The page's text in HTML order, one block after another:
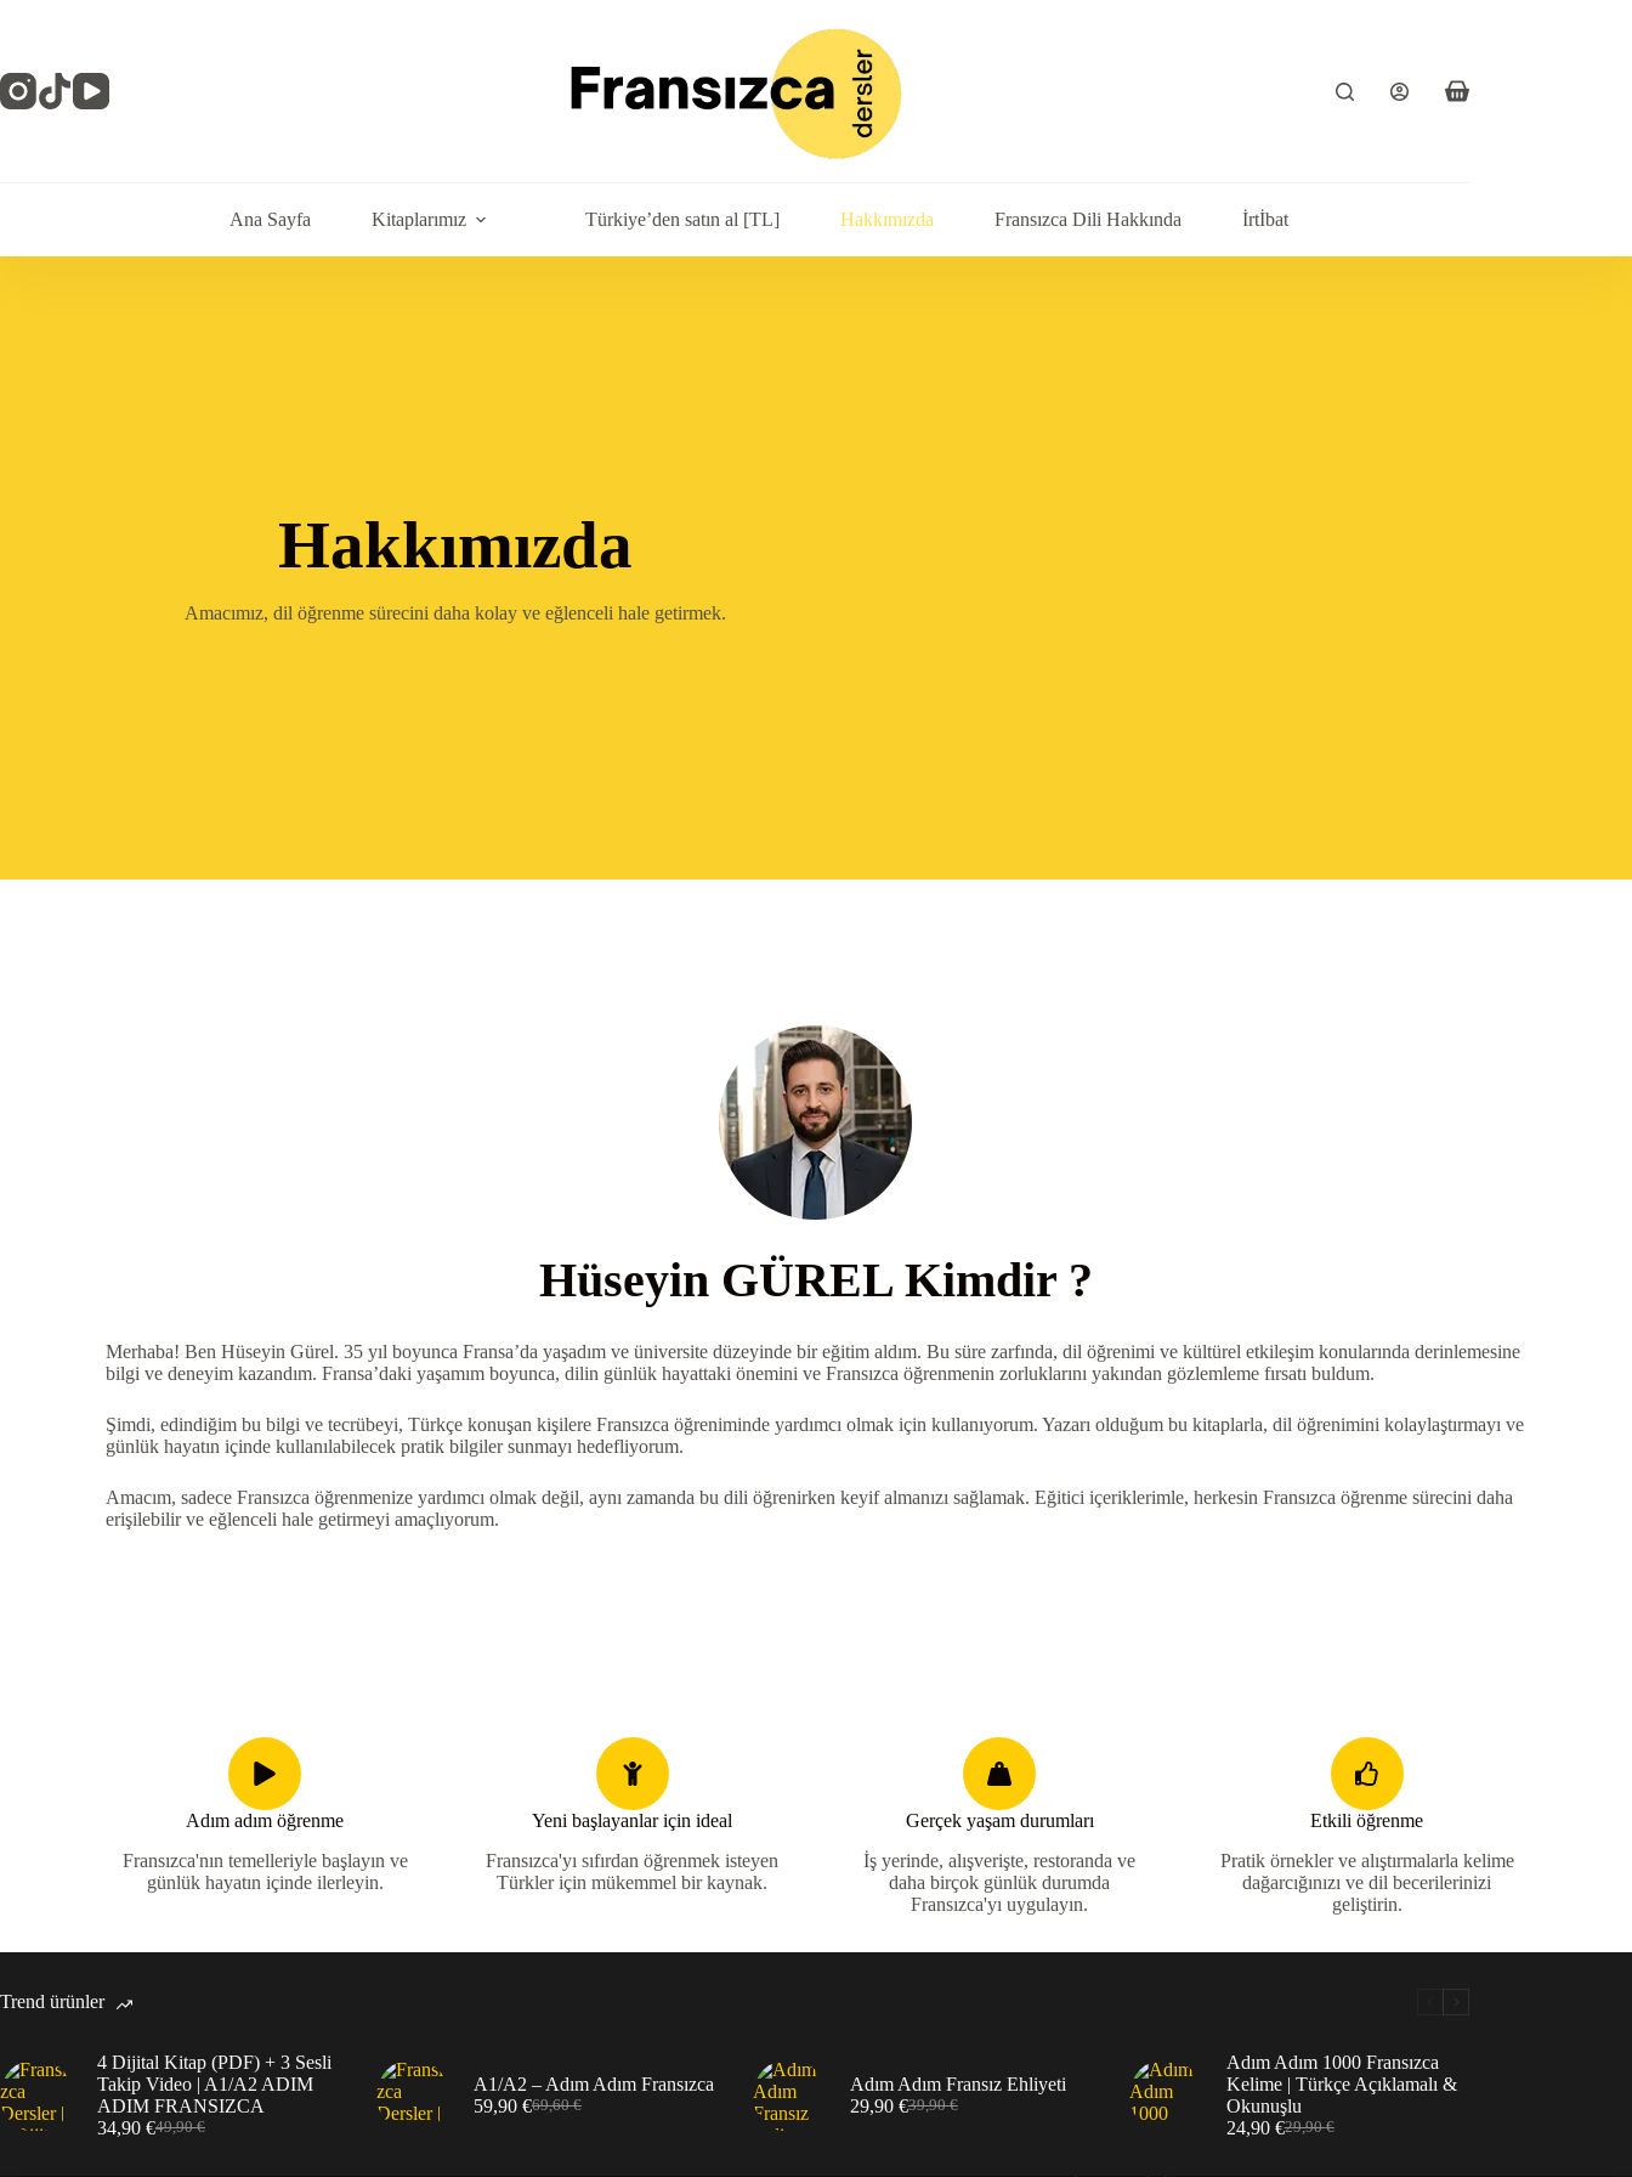
Ana Sayfa Kitaplarımız Türkiye’den satın al [TL] Hakkımızda Fransızca Dili Hakkında İrtİbat
Hakkımızda
Amacımız, dil öğrenme sürecini daha kolay ve eğlenceli hale getirmek.
Hüseyin GÜREL Kimdir ?
Merhaba! Ben Hüseyin Gürel. 35 yıl boyunca Fransa’da yaşadım ve üniversite düzeyinde bir eğitim aldım. Bu süre zarfında, dil öğrenimi ve kültürel etkileşim konularında derinlemesine
bilgi ve deneyim kazandım. Fransa’daki yaşamım boyunca, dilin günlük hayattaki önemini ve Fransızca öğrenmenin zorluklarını yakından gözlemleme fırsatı buldum.
Şimdi, edindiğim bu bilgi ve tecrübeyi, Türkçe konuşan kişilere Fransızca öğreniminde yardımcı olmak için kullanıyorum. Yazarı olduğum bu kitaplarla, dil öğrenimini kolaylaştırmayı ve
günlük hayatın içinde kullanılabilecek pratik bilgiler sunmayı hedefliyorum.
Amacım, sadece Fransızca öğrenmenize yardımcı olmak değil, aynı zamanda bu dili öğrenirken keyif almanızı sağlamak. Eğitici içeriklerimle, herkesin Fransızca öğrenme sürecini daha
erişilebilir ve eğlenceli hale getirmeyi amaçlıyorum.
Adım adım öğrenme
Fransızca'nın temelleriyle başlayın ve
günlük hayatın içinde ilerleyin.
Yeni başlayanlar için ideal
Fransızca'yı sıfırdan öğrenmek isteyen
Türkler için mükemmel bir kaynak.
Gerçek yaşam durumları
İş yerinde, alışverişte, restoranda ve
daha birçok günlük durumda
Fransızca'yı uygulayın.
Etkili öğrenme
Pratik örnekler ve alıştırmalarla kelime
dağarcığınızı ve dil becerilerinizi
geliştirin.
Trend ürünler
4 Dijital Kitap (PDF) + 3 Sesli
Takip Video | A1/A2 ADIM
ADIM FRANSIZCA
49,90€
34,90 €
A1/A2 – Adım Adım Fransızca
69,60€
59,90 €
Adım Adım Fransız Ehliyeti
39,90€
29,90 €
Adım Adım 1000 Fransızca
Kelime | Türkçe Açıklamalı &
Okunuşlu
29,90€
24,90 €